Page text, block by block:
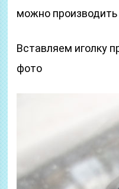
можно
Вставляем иголку
фото